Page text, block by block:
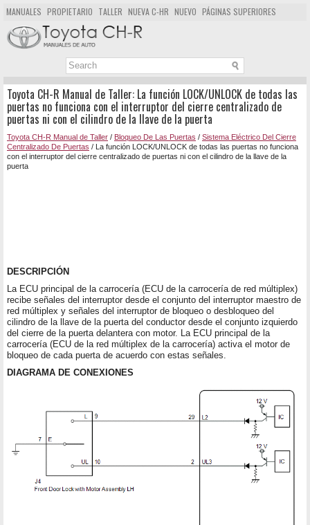
MANUALES PROPIETARIO TALLER NUEVA C-HR NUEVO PÁGINAS SUPERIORES
MAPA DEL SITIO
BUSCAR
Toyota CH-R Manual de Taller: La función LOCK/UNLOCK de todas las
puertas no funciona con el interruptor del cierre centralizado de
puertas ni con el cilindro de la llave de la puerta
Toyota CH-R Manual de Taller / Bloqueo De Las Puertas / Sistema Eléctrico Del Cierre
Centralizado De Puertas / La función LOCK/UNLOCK de todas las puertas no funciona
con el interruptor del cierre centralizado de puertas ni con el cilindro de la llave de la
puerta
DESCRIPCIÓN
La ECU principal de la carrocería (ECU de la carrocería de red múltiplex)
recibe señales del interruptor desde el conjunto del interruptor maestro de
red múltiplex y señales del interruptor de bloqueo o desbloqueo del
cilindro de la llave de la puerta del conductor desde el conjunto izquierdo
del cierre de la puerta delantera con motor. La ECU principal de la
carrocería (ECU de la red múltiplex de la carrocería) activa el motor de
bloqueo de cada puerta de acuerdo con estas señales.
DIAGRAMA DE CONEXIONES